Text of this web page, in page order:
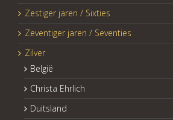
Zestiger jaren / Sixties
Zeventiger jaren / Seventies
Zilver
België
Christa Ehrlich
Duitsland